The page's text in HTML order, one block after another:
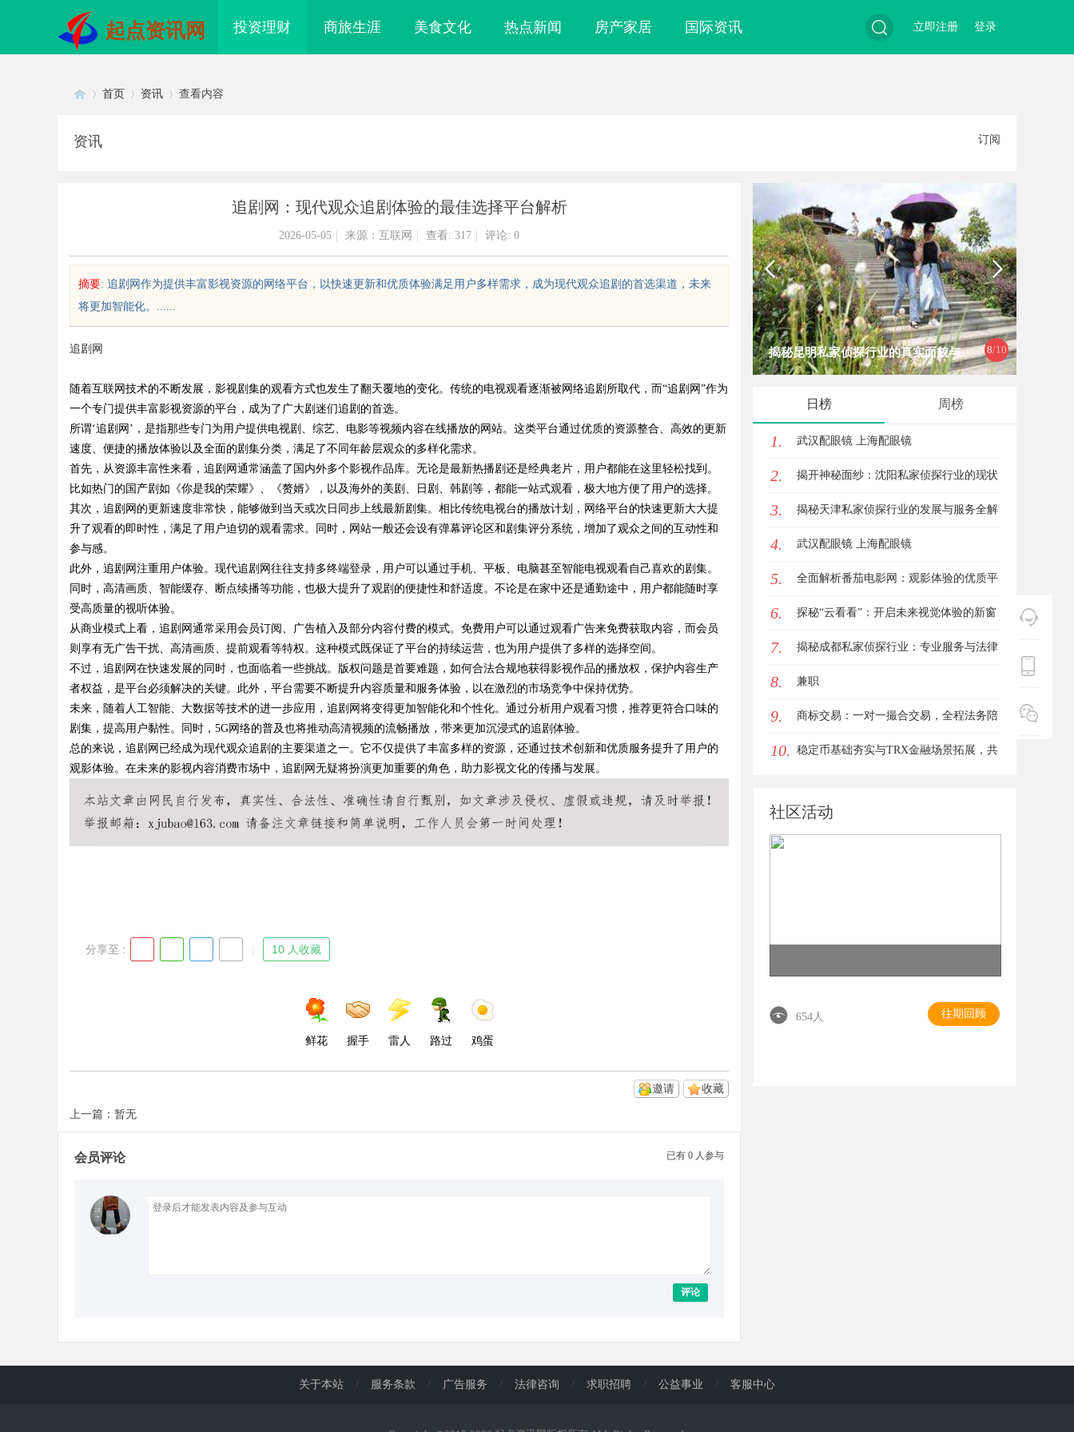
起点资讯网 投资理财 商旅生涯 美食文化 热点新闻 房产家居 国际资讯 登录
立即注册
uz
!
Bo
d
首页 资讯 查看内容
资讯 订阅
追剧网：现代观众追剧体验的最佳选择平台解析
2026-05-05 来源：互联网 查看: 317 评论: 0
摘要: 追剧网作为提供丰富影视资源的网络平台，以快速更新和优质体验满足用户多样需求，成为现代观众追剧的首选渠道，未来
将更加智能化。......
追剧网
随着互联网技术的不断发展，影视剧集的观看方式也发生了翻天覆地的变化。传统的电视观看逐渐被网络追剧所取代，而“追剧网”作为
一个专门提供丰富影视资源的平台，成为了广大剧迷们追剧的首选。
所谓‘追剧网’，是指那些专门为用户提供电视剧、综艺、电影等视频内容在线播放的网站。这类平台通过优质的资源整合、高效的更新
速度、便捷的播放体验以及全面的剧集分类，满足了不同年龄层观众的多样化需求。
首先，从资源丰富性来看，追剧网通常涵盖了国内外多个影视作品库。无论是最新热播剧还是经典老片，用户都能在这里轻松找到。
比如热门的国产剧如《你是我的荣耀》、《赘婿》，以及海外的美剧、日剧、韩剧等，都能一站式观看，极大地方便了用户的选择。
其次，追剧网的更新速度非常快，能够做到当天或次日同步上线最新剧集。相比传统电视台的播放计划，网络平台的快速更新大大提
升了观看的即时性，满足了用户迫切的观看需求。同时，网站一般还会设有弹幕评论区和剧集评分系统，增加了观众之间的互动性和
参与感。
此外，追剧网注重用户体验。现代追剧网往往支持多终端登录，用户可以通过手机、平板、电脑甚至智能电视观看自己喜欢的剧集。
同时，高清画质、智能缓存、断点续播等功能，也极大提升了观剧的便捷性和舒适度。不论是在家中还是通勤途中，用户都能随时享
受高质量的视听体验。
从商业模式上看，追剧网通常采用会员订阅、广告植入及部分内容付费的模式。免费用户可以通过观看广告来免费获取内容，而会员
则享有无广告干扰、高清画质、提前观看等特权。这种模式既保证了平台的持续运营，也为用户提供了多样的选择空间。
不过，追剧网在快速发展的同时，也面临着一些挑战。版权问题是首要难题，如何合法合规地获得影视作品的播放权，保护内容生产
者权益，是平台必须解决的关键。此外，平台需要不断提升内容质量和服务体验，以在激烈的市场竞争中保持优势。
未来，随着人工智能、大数据等技术的进一步应用，追剧网将变得更加智能化和个性化。通过分析用户观看习惯，推荐更符合口味的
剧集，提高用户黏性。同时，5G网络的普及也将推动高清视频的流畅播放，带来更加沉浸式的追剧体验。
总的来说，追剧网已经成为现代观众追剧的主要渠道之一。它不仅提供了丰富多样的资源，还通过技术创新和优质服务提升了用户的
观影体验。在未来的影视内容消费市场中，追剧网无疑将扮演更加重要的角色，助力影视文化的传播与发展。
分享至 : 10 人收藏
鲜花 握手 雷人 路过 鸡蛋
收藏
邀请
上一篇：暂无
已有 0 人参与
会员评论
评论
8/10
析番茄电影网：观影体验与资
的优质平台
揭秘昆明私家侦探行业的真实面貌与
日榜 周榜
1. 武汉配眼镜 上海配眼镜
2. 揭开神秘面纱：沈阳私家侦探行业的现状
与发展
3. 揭秘天津私家侦探行业的发展与服务全解
析
4. 武汉配眼镜 上海配眼镜
5. 全面解析番茄电影网：观影体验的优质平
台选择
6. 探秘“云看看”：开启未来视觉体验的新窗
口
7. 揭秘成都私家侦探行业：专业服务与法律
边界详解
8. 兼职
9. 商标交易：一对一撮合交易，全程法务陪
同签约
10. 稳定币基础夯实与TRX金融场景拓展，共
社区活动
654人 往期回顾
关于本站 / 服务条款 / 广告服务 / 法律咨询 / 求职招聘 / 公益事业 / 客服中心